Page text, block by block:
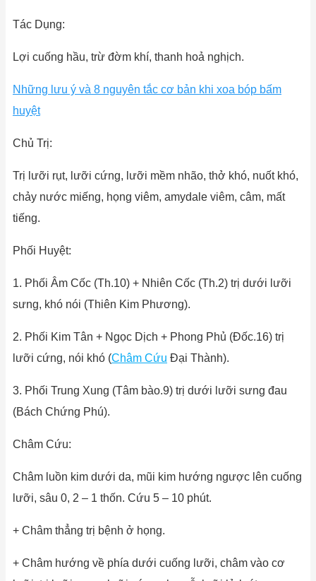
Tác Dụng:
Lợi cuống hầu, trừ đờm khí, thanh hoả nghịch.
Những lưu ý và 8 nguyên tắc cơ bản khi xoa bóp bấm
huyệt
Chủ Trị:
Trị lưỡi rụt, lưỡi cứng, lưỡi mềm nhão, thở khó, nuốt khó,
chảy nước miếng, họng viêm, amydale viêm, câm, mất
tiếng.
Phối Huyệt:
1. Phối Âm Cốc (Th.10) + Nhiên Cốc (Th.2) trị dưới lưỡi
sưng, khó nói (Thiên Kim Phương).
2. Phối Kim Tân + Ngọc Dịch + Phong Phủ (Đốc.16) trị
lưỡi cứng, nói khó (Châm Cứu Đại Thành).
3. Phối Trung Xung (Tâm bào.9) trị dưới lưỡi sưng đau
(Bách Chứng Phú).
Châm Cứu:
Châm luồn kim dưới da, mũi kim hướng ngược lên cuống
lưỡi, sâu 0, 2 – 1 thốn. Cứu 5 – 10 phút.
+ Châm thẳng trị bệnh ở họng.
+ Châm hướng về phía dưới cuống lưỡi, châm vào cơ